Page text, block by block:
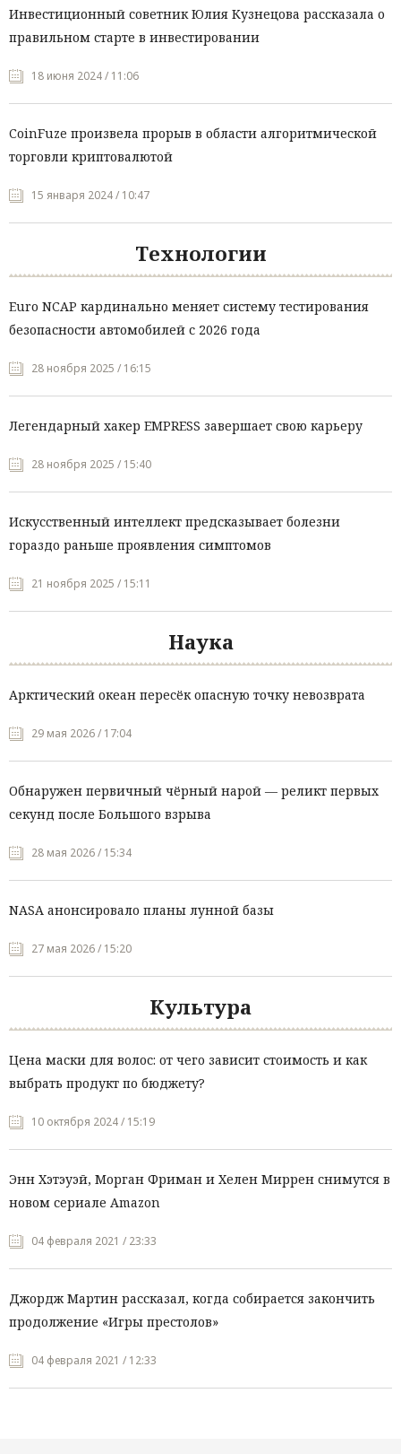
Инвестиционный советник Юлия Кузнецова рассказала о
правильном старте в инвестировании
18 июня 2024 / 11:06
CoinFuze произвела прорыв в области алгоритмической
торговли криптовалютой
15 января 2024 / 10:47
Технологии
Euro NCAP кардинально меняет систему тестирования
безопасности автомобилей с 2026 года
28 ноября 2025 / 16:15
Легендарный хакер EMPRESS завершает свою карьеру
28 ноября 2025 / 15:40
Искусственный интеллект предсказывает болезни
гораздо раньше проявления симптомов
21 ноября 2025 / 15:11
Наука
Арктический океан пересёк опасную точку невозврата
29 мая 2026 / 17:04
Обнаружен первичный чёрный нарой — реликт первых
секунд после Большого взрыва
28 мая 2026 / 15:34
NASA анонсировало планы лунной базы
27 мая 2026 / 15:20
Культура
Цена маски для волос: от чего зависит стоимость и как
выбрать продукт по бюджету?
10 октября 2024 / 15:19
Энн Хэтэуэй, Морган Фриман и Хелен Миррен снимутся в
новом сериале Amazon
04 февраля 2021 / 23:33
Джордж Мартин рассказал, когда собирается закончить
продолжение «Игры престолов»
04 февраля 2021 / 12:33